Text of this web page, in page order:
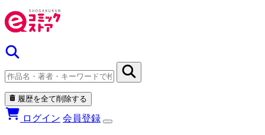
履歴を全て削除する
ログイン 会員登録